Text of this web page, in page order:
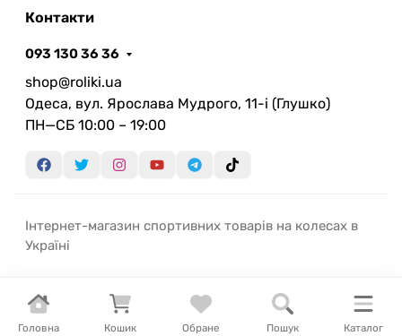
Головна Кошик Обране Пошук Каталог
Контакти
093 130 36 36
shop@roliki.ua
Одеса, вул. Ярослава Мудрого, 11-i (Глушко)
ПН—СБ 10:00 – 19:00
Інтернет-магазин спортивних товарів на колесах в
Україні